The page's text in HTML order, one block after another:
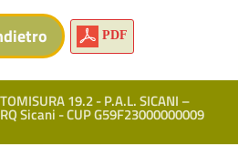
PDF
19.2 - P.A.L. SICANI –
Sicani - CUP G59F23000000009